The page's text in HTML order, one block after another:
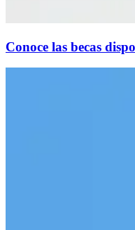
Conoce las becas